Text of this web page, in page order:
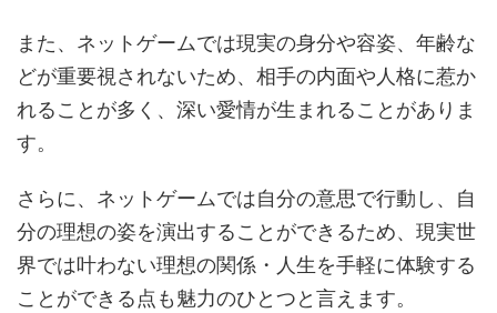
また、ネットゲームでは現実の身分や容姿、年齢な
どが重要視されないため、相手の内面や人格に惹か
れることが多く、深い愛情が生まれることがありま
す。
さらに、ネットゲームでは自分の意思で行動し、自
分の理想の姿を演出することができるため、現実世
界では叶わない理想の関係・人生を手軽に体験する
ことができる点も魅力のひとつと言えます。